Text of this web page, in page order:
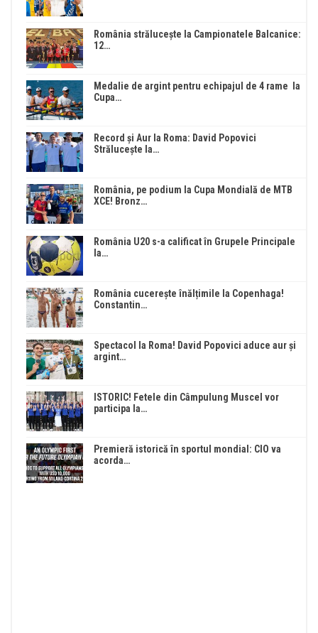
România strălucește la Campionatele Balcanice:
12…
Medalie de argint pentru echipajul de 4 rame la
Cupa…
Record și Aur la Roma: David Popovici
Strălucește la…
România, pe podium la Cupa Mondială de MTB
XCE! Bronz…
România U20 s-a calificat în Grupele Principale
la…
România cucerește înălțimile la Copenhaga!
Constantin…
Spectacol la Roma! David Popovici aduce aur și
argint…
ISTORIC! Fetele din Câmpulung Muscel vor
participa la…
Premieră istorică în sportul mondial: CIO va
acorda…